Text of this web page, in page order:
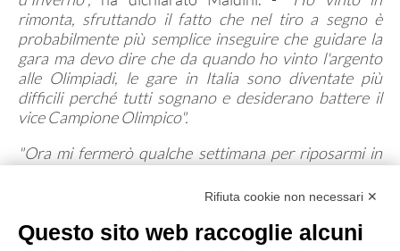
Direttive Tecniche
Bozza Regolamento d'uso
Iter Progettazioni
GIUSTIZIA SPORTIVA
Provvedimenti 2014
Provvedimenti 2020
rimonta, sfruttando il fatto che nel tiro a segno è
probabilmente più semplice inseguire che guidare la
gara ma devo dire che da quando ho vinto l'argento
alle Olimpiadi, le gare in Italia sono diventate più
difficili perché tutti sognano e desiderano battere il
vice Campione Olimpico".
"Ora mi fermerò qualche settimana per riposarmi in
ripartire. Non voglio cambiare nulla nel mio approccio
questo lavoro hanno portato risultati così belli è il caso
Rifiuta cookie non necessari ✕
Questo sito web raccoglie alcuni